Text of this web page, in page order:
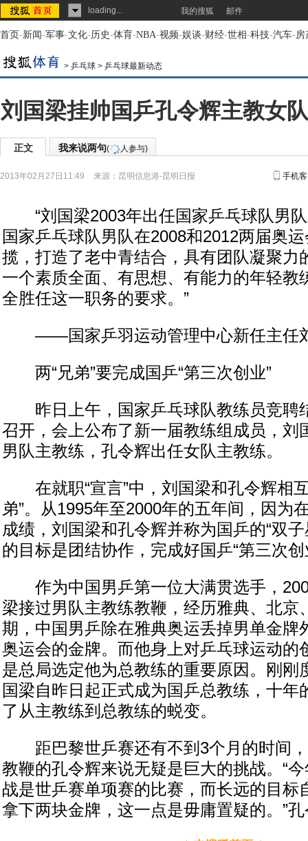
loading... 我的搜狐 邮件
首页-新闻-军事-文化-历史-体育-NBA-视频-娱谈-财经-世相-科技-汽车-房
> 乒乓球 > 乒乓球最新动态
刘国梁挂帅国乒孔令辉主教女
正文 我来说两句( 人参与)
2013年02月27日11:49 来源： 昆明信息港-昆明日报 手机
“刘国梁2003年出任国家乒乓球队男队
国家乒乓球队男队在2008和2012两届奥
揽，打造了老中青结合，具有团队凝聚力
一个素质全面、有思想、有能力的年轻教
全胜任这一职务的要求。”
——国家乒羽运动管理中心新任主任
两“兄弟”要完成国乒“第三次创业”
昨日上午，国家乒乓球队教练员竞聘
召开，会上公布了新一届教练组成员，刘
男队主教练，孔令辉出任女队主教练。
在就职“宣言”中，刘国梁和孔令辉相
弟”。从1995年至2000年的五年间，因为
成绩，刘国梁和孔令辉并称为国乒的“双子
的目标是团结协作，完成好国乒“第三次创
作为中国男乒第一位大满贯选手，
梁接过男队主教练教鞭，经历雅典、北京
期，中国男乒除在雅典奥运丢掉男单金牌
奥运会的金牌。而他身上对乒乓球运动的
是总局选定他为总教练的重要原因。刚刚
国梁自昨日起正式成为国乒总教练，十年
了从主教练到总教练的蜕变。
距巴黎世乒赛还有不到3个月的时间，
教鞭的孔令辉来说无疑是巨大的挑战。“
战是世乒赛单项赛的比赛，而长远的目标
拿下两块金牌，这一点是毋庸置疑的。”